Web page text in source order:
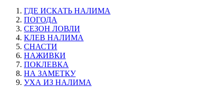
ГДЕ ИСКАТЬ НАЛИМА
ПОГОДА
СЕЗОН ЛОВЛИ
КЛЕВ НАЛИМА
СНАСТИ
НАЖИВКИ
ПОКЛЕВКА
НА ЗАМЕТКУ
УХА ИЗ НАЛИМА